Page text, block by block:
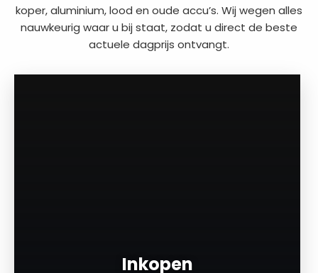
koper, aluminium, lood en oude accu’s. Wij wegen alles
nauwkeurig waar u bij staat, zodat u direct de beste
actuele dagprijs ontvangt.
Inkopen